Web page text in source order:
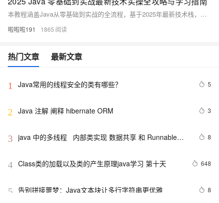
本教程涵盖Java从零基础到实战的全流程，基于2025年最新技术栈，包括JDK 21、IntelliJ IDEA 2025.1、Spring Boot 3.x、Maven 4及Docker容器化部署，帮助开发者快速掌握现代Java开发技能。
啦啦啦191 1865
热门文章 最新文章
1 Java常用的线程安全的类有哪些？ 5
2 Java 注解 阐释 hibernate ORM 3
3 java 中的多线程   内部类实现 数据共享 和 Runnable实
8
4 Class类的加载以及类的产生原理java学习 第十天 648
5 8